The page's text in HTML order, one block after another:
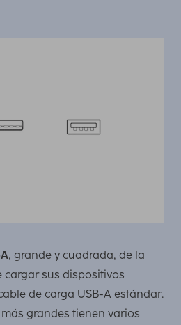
, grande y cuadrada, de la
sus dispositivos
de carga USB-A estándar.
grandes tienen varios